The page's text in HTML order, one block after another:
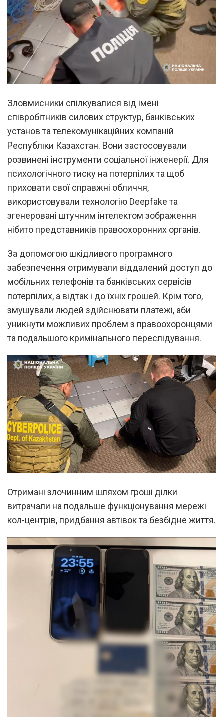
Зловмисники спілкувалися від імені
співробітників силових структур, банківських
установ та телекомунікаційних компаній
Республіки Казахстан. Вони застосовували
розвинені інструменти соціальної інженерії. Для
психологічного тиску на потерпілих та щоб
приховати свої справжні обличчя,
використовували технологію Deepfake та
згенеровані штучним інтелектом зображення
нібито представників правоохоронних органів.
За допомогою шкідливого програмного
забезпечення отримували віддалений доступ до
мобільних телефонів та банківських сервісів
потерпілих, а відтак і до їхніх грошей. Крім того,
змушували людей здійснювати платежі, аби
уникнути можливих проблем з правоохоронцями
та подальшого кримінального переслідування.
Отримані злочинним шляхом гроші ділки
витрачали на подальше функціонування мережі
кол-центрів, придбання автівок та безбідне життя.